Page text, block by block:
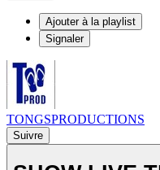
Ajouter à la playlist
Signaler
TONGSPRODUCTIONS
Suivre